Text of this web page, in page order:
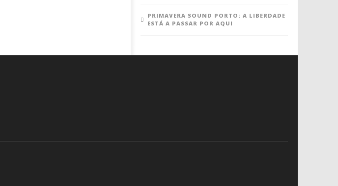
PRIMAVERA SOUND PORTO: A LIBERDADE
ESTÁ A PASSAR POR AQUI